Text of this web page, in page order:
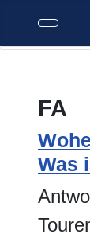
FA
Was